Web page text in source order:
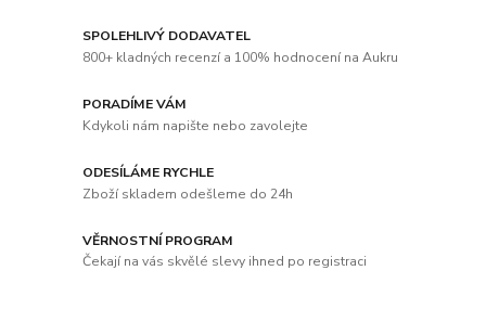
SPOLEHLIVÝ DODAVATEL
800+ kladných recenzí a 100% hodnocení na Aukru
PORADÍME VÁM
Kdykoli nám napište nebo zavolejte
ODESÍLÁME RYCHLE
Zboží skladem odešleme do 24h
VĚRNOSTNÍ PROGRAM
Čekají na vás skvělé slevy ihned po registraci